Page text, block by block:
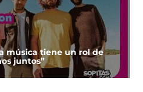
música tiene un rol de
juntos”